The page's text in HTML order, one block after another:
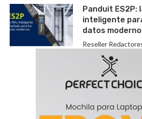
Panduit ES2P:
inteligente
datos
Reseller